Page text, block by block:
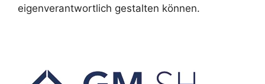
eigenverantwortlich gestalten können.